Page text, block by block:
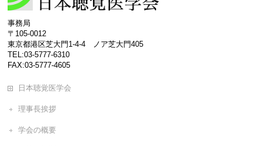
事務局
〒105-0012
東京都港区芝大門1-4-4 ノア芝大門405
TEL:03-5777-6310
FAX:03-5777-4605
日本聴覚医学会
理事長挨拶
学会の概要